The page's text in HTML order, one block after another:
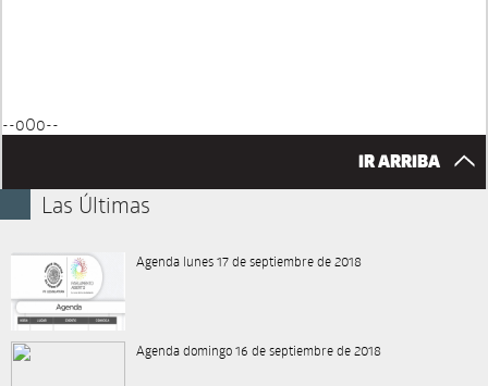
--o0o--
IR ARRIBA
Las Últimas
Agenda lunes 17 de septiembre de 2018
Agenda domingo 16 de septiembre de 2018